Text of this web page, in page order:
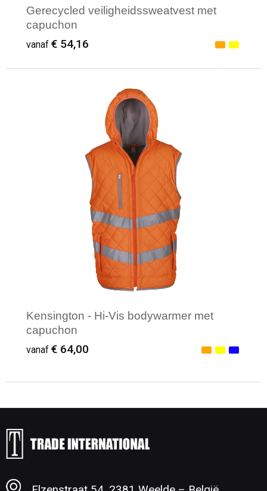
Gerecycled veiligheidssweatvest met
capuchon
vanaf € 54,16
Minimale afname: 1
Kensington - Hi-Vis bodywarmer met
capuchon
vanaf € 64,00